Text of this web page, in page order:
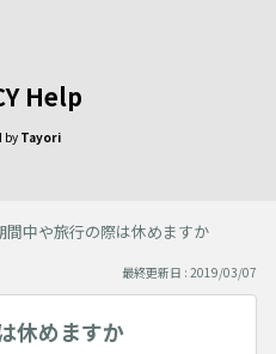
Help
by Tayori
間中や旅行の際は休めますか
最終更新日 : 2019/03/07
休めますか